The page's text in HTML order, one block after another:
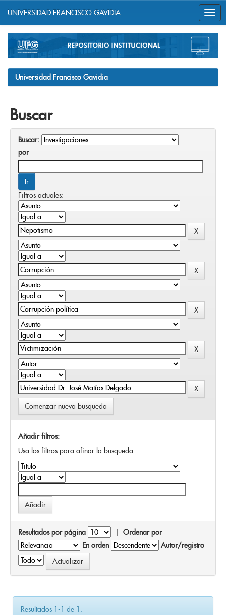
navigation
UNIVERSIDAD FRANCISCO GAVIDIA
Universidad Francisco Gavidia
Buscar
Buscar:
por
Filtros actuales:
Comenzar nueva busqueda
Añadir filtros:
Usa los filtros para afinar la busqueda.
Resultados por página | Ordenar por
En orden
Autor/registro
Resultados 1-1 de 1.